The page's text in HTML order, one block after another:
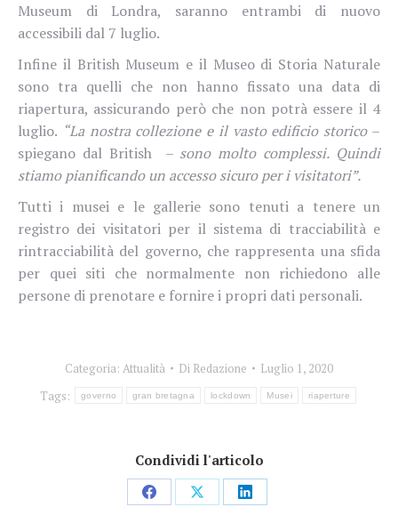
Museum di Londra, saranno entrambi di nuovo
accessibili dal 7 luglio.
Infine il British Museum e il Museo di Storia Naturale
sono tra quelli che non hanno fissato una data di
riapertura, assicurando però che non potrà essere il 4
luglio. “La nostra collezione e il vasto edificio storico–
spiegano dal British – sono molto complessi. Quindi
stiamo pianificando un accesso sicuro per i visitatori”.
Tutti i musei e le gallerie sono tenuti a tenere un
registro dei visitatori per il sistema di tracciabilità e
rintracciabilità del governo, che rappresenta una sfida
per quei siti che normalmente non richiedono alle
persone di prenotare e fornire i propri dati personali.
Categoria: Attualità Di Redazione
Luglio 1, 2020
Tags:
governo gran bretagna lockdown Musei riaperture
Condividi l'articolo
CondividiCondividiCondividi